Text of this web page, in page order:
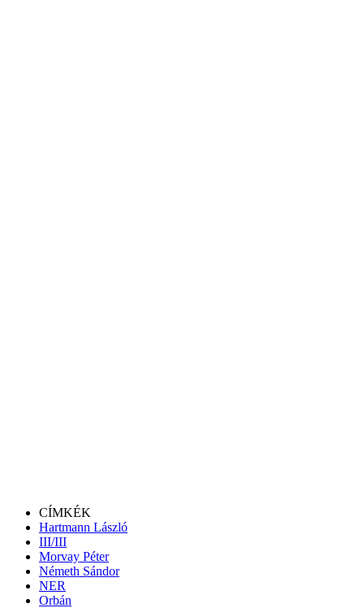
CÍMKÉK
Hartmann László
III/III
Morvay Péter
Németh Sándor
NER
Orbán